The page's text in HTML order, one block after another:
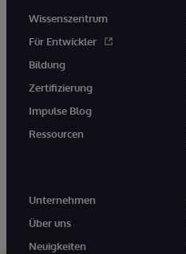
Wissenszentrum
Für Entwickler
Bildung
Zertifizierung
Impulse Blog
Ressourcen
Unternehmen
Über uns
Neuigkeiten